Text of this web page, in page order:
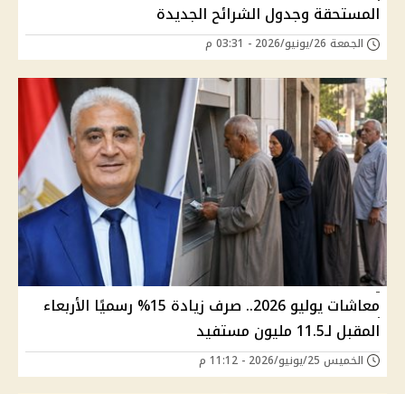
المستحقة وجدول الشرائح الجديدة
الجمعة 26/يونيو/2026 - 03:31 م
معاشات يوليو 2026.. صرف زيادة 15% رسميًا الأربعاء
المقبل لـ11.5 مليون مستفيد
الخميس 25/يونيو/2026 - 11:12 م